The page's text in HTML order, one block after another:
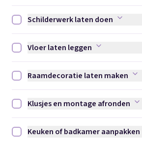
Schilderwerk laten doen afvinken
Schilderwerk laten doen
Vloer laten leggen afvinken
Vloer laten leggen
Raamdecoratie laten maken afvinken
Raamdecoratie laten maken
Klusjes en montage afronden afvinken
Klusjes en montage afronden
Keuken of badkamer aanpakken
Keuken of badkamer aanpakken